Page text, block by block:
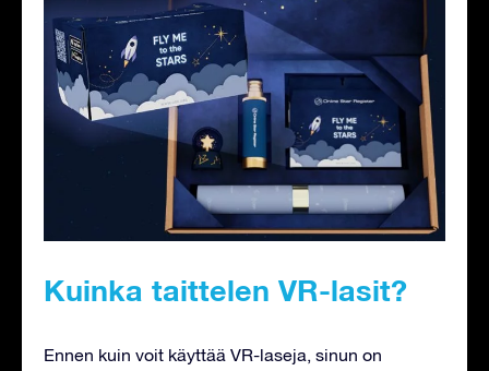
Kuinka taittelen VR-lasit?
Ennen kuin voit käyttää VR-laseja, sinun on